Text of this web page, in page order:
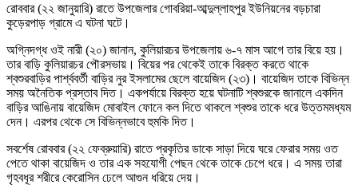
রোববার (২২ জানুয়ারি) রাতে উপজেলার গোবরিয়া-আব্দুল্লাহপুর ইউনিয়নের বড়চারা
কুড়েরপাড় গ্রামে এ ঘটনা ঘটে।
অগ্নিদগ্ধ ওই নারী (২০) জানান, কুলিয়ারচর উপজেলায় ৬-৭ মাস আগে তার বিয়ে হয়।
তার বাড়ি কুলিয়ারচর পৌরসভায়। বিয়ের পর থেকেই তাকে বিরক্ত করতে থাকে
শ্বশুরবাড়ির পার্শ্ববর্তী বাড়ির নুর ইসলামের ছেলে বায়েজিদ (২৩)। বায়েজিদ তাকে বিভিন্ন
সময় অনৈতিক প্রস্তাব দিত। একপর্যায়ে বিরক্ত হয়ে ঘটনাটি শ্বশুরকে জানালে একদিন
বাড়ির আঙিনায় বায়েজিদ মোবাইল ফোনে কল দিতে থাকলে শ্বশুর তাকে ধরে উত্তমমধ্যম
দেন। এরপর থেকে সে বিভিন্নভাবে হুমকি দিত।
সবর্শেষ রোববার (২২ ফেব্রুয়ারি) রাতে প্রকৃতির ডাকে সাড়া দিয়ে ঘরে ফেরার সময় ওত
পেতে থাকা বায়েজিদ ও তার এক সহযোগী পেছন থেকে তাকে চেপে ধরে। এ সময় তারা
গৃহবধূর শরীরে কেরোসিন ঢেলে আগুন ধরিয়ে দেয়।